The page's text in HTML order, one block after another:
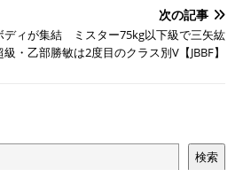
次の記事
ディが集結 ミスター75kg以下級で三矢紘
・乙部勝敏は2度目のクラス別V【JBBF】
検索